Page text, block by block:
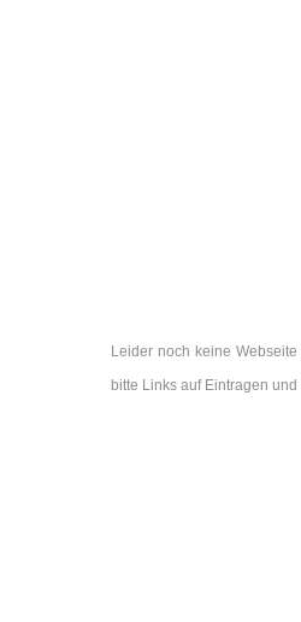
Leider noch keine
bitte Links auf Eintragen